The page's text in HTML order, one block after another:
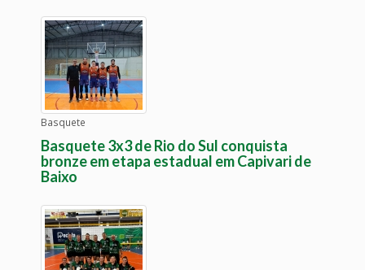
Basquete
Basquete 3x3 de Rio do Sul conquista
bronze em etapa estadual em Capivari de
Baixo